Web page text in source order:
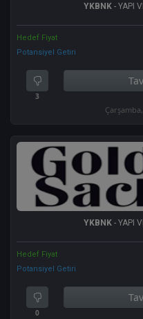
YKBNK - YAPI
Hedef Fiyat
Potansiyel Getiri
3
YKBNK - YAPI
Hedef Fiyat
Potansiyel Getiri
0